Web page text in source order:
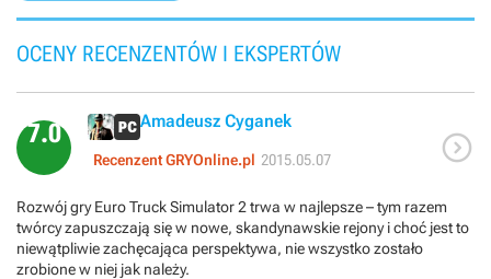
OCENY RECENZENTÓW I EKSPERTÓW
7.0 Amadeusz Cyganek
Recenzent GRYOnline.pl 2015.05.07 
Rozwój gry Euro Truck Simulator 2 trwa w najlepsze – tym razem
twórcy zapuszczają się w nowe, skandynawskie rejony i choć jest to
niewątpliwie zachęcająca perspektywa, nie wszystko zostało
zrobione w niej jak należy.